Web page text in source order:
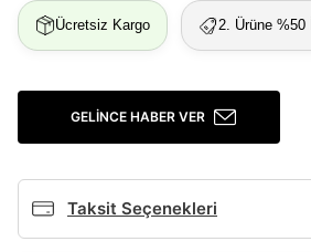
Ücretsiz Kargo 2. Ürüne %50
GELINCE HABER VER
Taksit Seçenekleri
Şifre
Beni Hatırla